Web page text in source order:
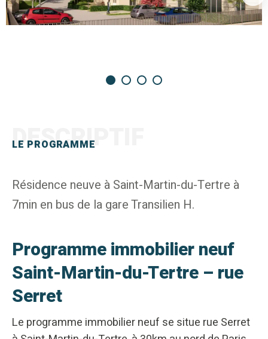
LE PROGRAMME
DESCRIPTIF
Résidence neuve à Saint-Martin-du-Tertre à
7min en bus de la gare Transilien H.
Programme immobilier neuf
Saint-Martin-du-Tertre – rue
Serret
Le programme immobilier neuf se situe rue Serret